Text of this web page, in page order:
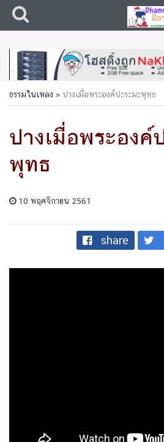
ธรรมในเพลง » ปางเมื่อพระองค์ปะระมะพุทธ
ปางเมื่อพระองค์
พุทธ
10 พฤศจิกายน 2561
share